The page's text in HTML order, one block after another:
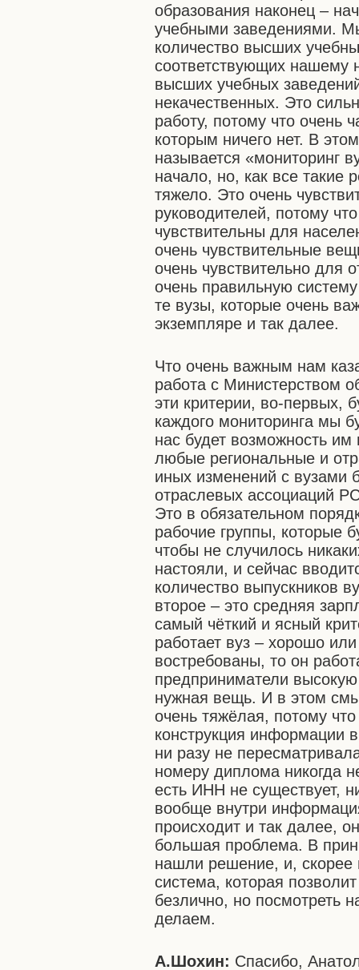
образования наконец –
учебными заведениями.
количество высших
соответствующих нашему
высших учебных
некачественных. Это
работу, потому что очень
которым ничего нет. В
называется «мониторинг
начало, но, как все такие
тяжело. Это очень
руководителей, потому
чувствительны для
очень чувствительные
очень чувствительно для
очень правильную
те вузы, которые очень
экземпляре и так далее.
Что очень важным нам
работа с Министерством
эти критерии, во-первых,
каждого мониторинга мы
нас будет возможность им
любые региональные и
иных изменений с вузами
отраслевых ассоциаций
Это в обязательном
рабочие группы, которые
чтобы не случилось
настояли, и сейчас
количество выпускников
второе – это средняя
самый чёткий и ясный
работает вуз – хорошо
востребованы, то он
предприниматели
нужная вещь. И в этом
очень тяжёлая, потому
конструкция информации
ни разу не
номеру диплома никогда
есть ИНН не существует,
вообще внутри
происходит и так далее,
большая проблема. В
нашли решение, и, скорее
система, которая
безлично, но посмотреть
делаем.
А.Шохин: Спасибо,